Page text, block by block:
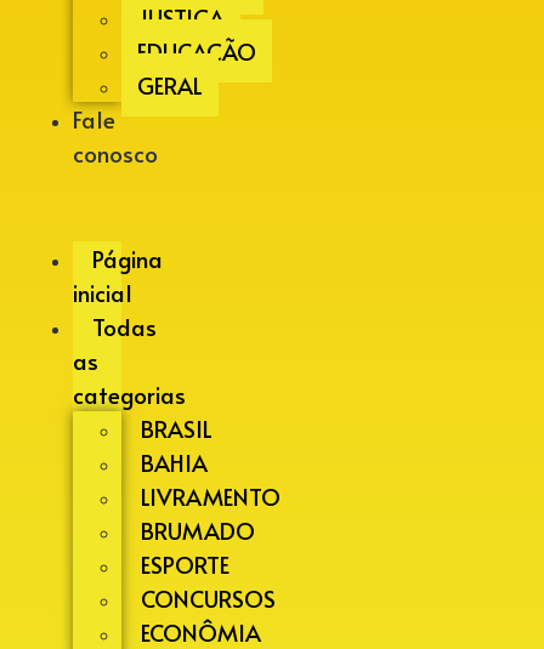
JUSTIÇA
EDUCAÇÃO
GERAL
Fale
conosco
Página
inicial
Todas
as
categorias
BRASIL
BAHIA
LIVRAMENTO
BRUMADO
ESPORTE
CONCURSOS
ECONÔMIA